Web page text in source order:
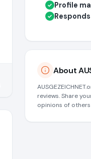
✓ Profile
✓
About
reviews. Share
opinions of